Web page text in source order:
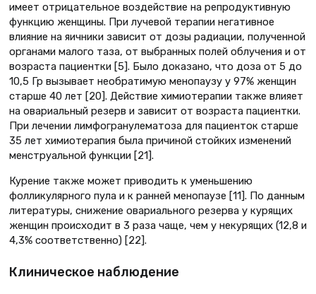
имеет отрицательное воздействие на репродуктивную
функцию женщины. При лучевой терапии негативное
влияние на яичники зависит от дозы радиации, полученной
органами малого таза, от выбранных полей облучения и от
возраста пациентки [5]. Было доказано, что доза от 5 до
10,5 Гр вызывает необратимую менопаузу у 97% женщин
старше 40 лет [20]. Действие химиотерапии также влияет
на овариальный резерв и зависит от возраста пациентки.
При лечении лимфогранулематоза для пациенток старше
35 лет химиотерапия была причиной стойких изменений
менструальной функции [21].
Курение также может приводить к уменьшению
фолликулярного пула и к ранней менопаузе [11]. По данным
литературы, снижение овариального резерва у курящих
женщин происходит в 3 раза чаще, чем у некурящих (12,8 и
4,3% соответственно) [22].
Клиническое наблюдение